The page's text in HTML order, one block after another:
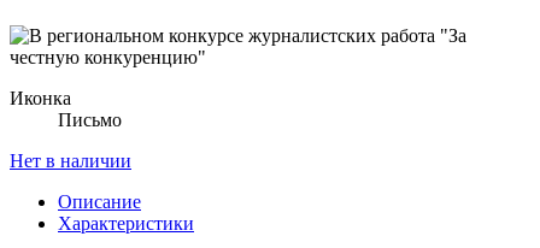
Иконка
Письмо
Нет в наличии
Описание
Характеристики